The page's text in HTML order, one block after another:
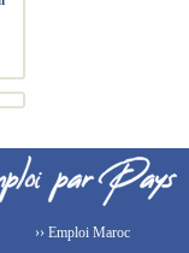
›› Emploi Maroc